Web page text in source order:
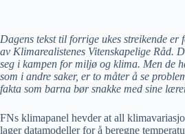
Dagens tekst til forrige ukes streikende er
av Klimarealistenes Vitenskapelige Råd.
seg i kampen for miljø og klima. Men de
som i andre saker, er to måter å se
fakta som barna bør snakke med sine
FNs klimapanel hevder at all
lager datamodeller for å beregne